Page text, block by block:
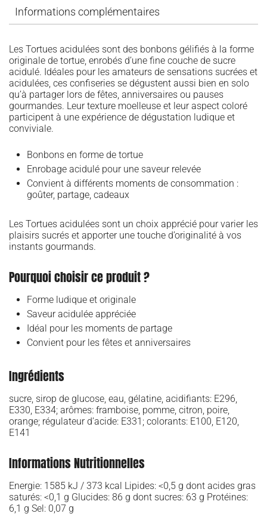
Informations complémentaires
Les Tortues acidulées sont des bonbons gélifiés à la forme
originale de tortue, enrobés d’une fine couche de sucre
acidulé. Idéales pour les amateurs de sensations sucrées et
acidulées, ces confiseries se dégustent aussi bien en solo
qu’à partager lors de fêtes, anniversaires ou pauses
gourmandes. Leur texture moelleuse et leur aspect coloré
participent à une expérience de dégustation ludique et
conviviale.
Bonbons en forme de tortue
Enrobage acidulé pour une saveur relevée
Convient à différents moments de consommation :
goûter, partage, cadeaux
Les Tortues acidulées sont un choix apprécié pour varier les
plaisirs sucrés et apporter une touche d’originalité à vos
instants gourmands.
Pourquoi choisir ce produit ?
Forme ludique et originale
Saveur acidulée appréciée
Idéal pour les moments de partage
Convient pour les fêtes et anniversaires
Ingrédients
sucre, sirop de glucose, eau, gélatine, acidifiants: E296,
E330, E334; arômes: framboise, pomme, citron, poire,
orange; régulateur d’acide: E331; colorants: E100, E120,
E141
Informations Nutritionnelles
Energie: 1585 kJ / 373 kcal Lipides: <0,5 g dont acides gras
saturés: <0,1 g Glucides: 86 g dont sucres: 63 g Protéines:
6,1 g Sel: 0,07 g